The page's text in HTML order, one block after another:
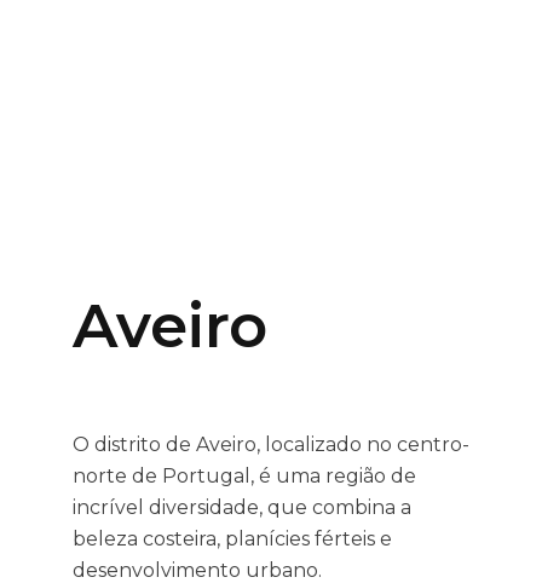
Aveiro
O distrito de Aveiro, localizado no centro-
norte de Portugal, é uma região de
incrível diversidade, que combina a
beleza costeira, planícies férteis e
desenvolvimento urbano.